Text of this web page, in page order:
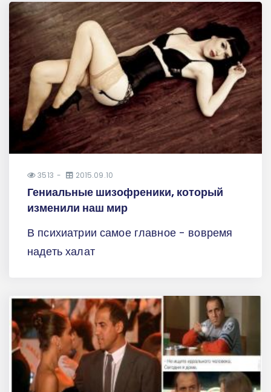
3513 2015.09.10
Гениальные шизофреники, который
изменили наш мир
В психиатрии самое главное - вовремя
надеть халат